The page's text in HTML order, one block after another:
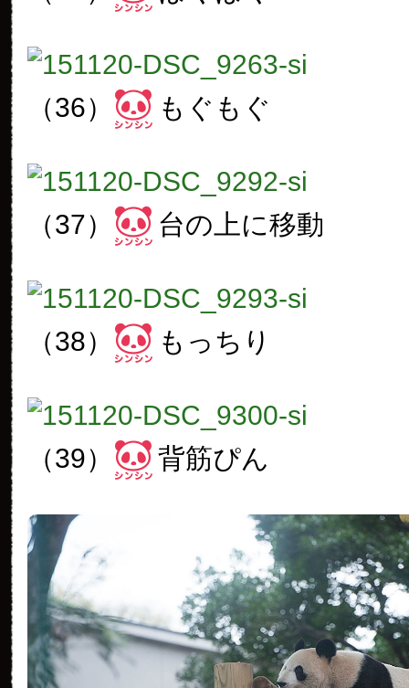
（36） もぐもぐ
（37） 台の上に移動
（38） もっちり
（39） 背筋ぴん